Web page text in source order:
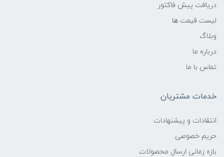
دریافت پیش فاکتور
لیست قیمت ها
وبلاگ
درباره ما
تماس با ما
خدمات مشتریان
انتقادات و پیشنهادات
حریم خصوصی
بازه زمانی ارسال محصولات